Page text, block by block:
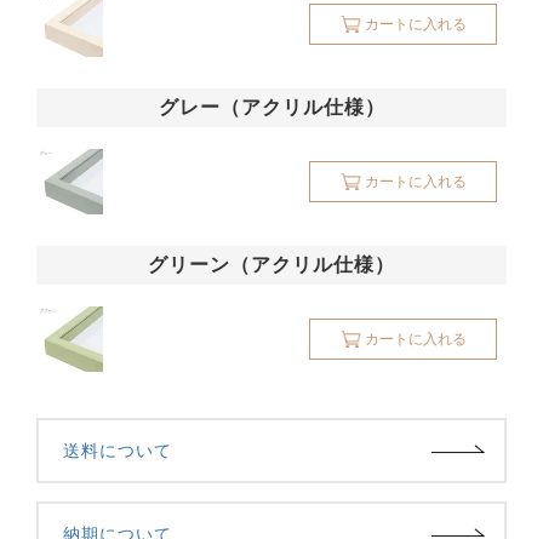
カートに入れる
グレー（アクリル仕様）
カートに入れる
グリーン（アクリル仕様）
カートに入れる
送料について
納期について